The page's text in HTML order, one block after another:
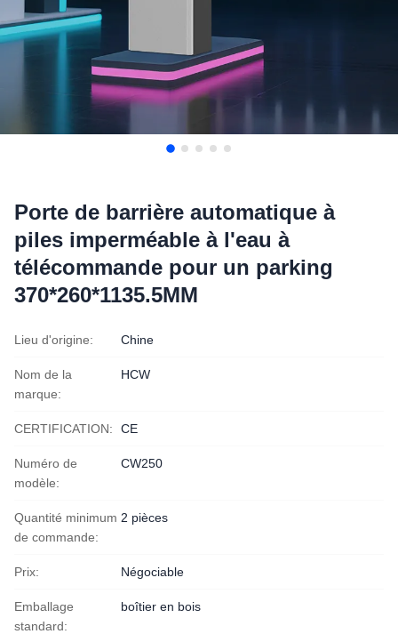
Porte de barrière automatique à
piles imperméable à l'eau à
télécommande pour un parking
370*260*1135.5MM
Lieu d'origine: Chine
Nom de la
marque:
HCW
CERTIFICATION: CE
Numéro de
modèle:
CW250
Quantité minimum
de commande:
2 pièces
Prix: Négociable
Emballage
standard:
boîtier en bois